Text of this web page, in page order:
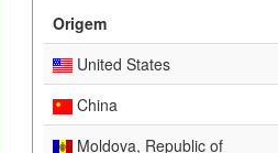
Origem
United States
China
Moldova, Republic of